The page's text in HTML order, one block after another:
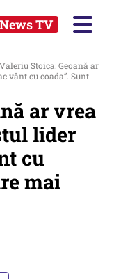
TV
Valeriu Stoica: Geoană ar
vânt cu coada”. Sunt
ar vrea
lider
cu
mai